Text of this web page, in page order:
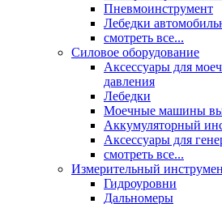
Пневмоинструмент
Лебедки
смотреть все...
Силовое оборудование
Аксессуары для
давления
Лебедки
Моечные машины
Аккумуляторный
Аксессуары для
смотреть все...
Измерительный
Гидроуровни
Дальномеры